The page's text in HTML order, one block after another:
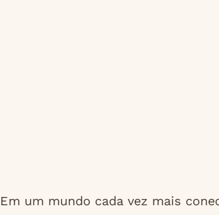
Em um mundo cada vez mais